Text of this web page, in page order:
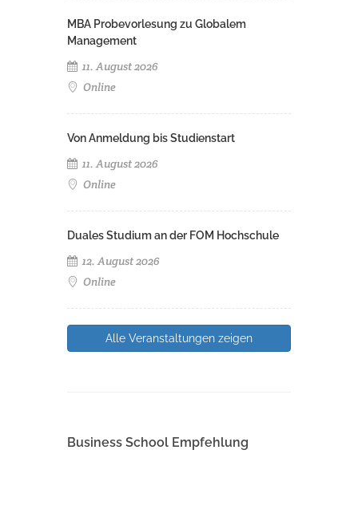
MBA Probevorlesung zu Globalem
Management
11. August 2026
Online
Von Anmeldung bis Studienstart
11. August 2026
Online
Duales Studium an der FOM Hochschule
12. August 2026
Online
Alle Veranstaltungen zeigen
Business School Empfehlung